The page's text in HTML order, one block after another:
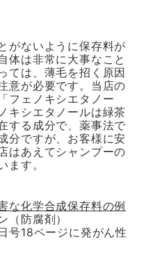
がないように保存料が
体は非常に大事なこと
ては、薄毛を招く原因
意が必要です。当店の
フェノキシエタノー
キシエタノールは緑茶
する成分で、薬事法で
分ですが、お客様に安
はあえてシャンプーの
ます。
な化学合成保存料の例
（防腐剤）
号18ページに発がん性